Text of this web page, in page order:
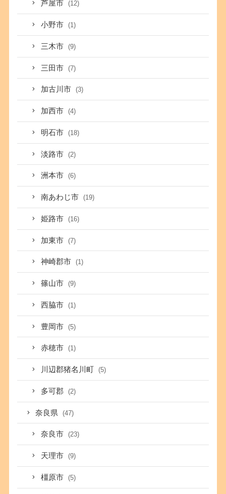
芦屋市 (12)
小野市 (1)
三木市 (9)
三田市 (7)
加古川市 (3)
加西市 (4)
明石市 (18)
淡路市 (2)
洲本市 (6)
南あわじ市 (19)
姫路市 (16)
加東市 (7)
神崎郡市 (1)
篠山市 (9)
西脇市 (1)
豊岡市 (5)
赤穂市 (1)
川辺郡猪名川町 (5)
多可郡 (2)
奈良県 (47)
奈良市 (23)
天理市 (9)
橿原市 (5)